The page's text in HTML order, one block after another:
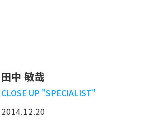
田中 敏哉
CLOSE UP "SPECIALIST"
2014.12.20